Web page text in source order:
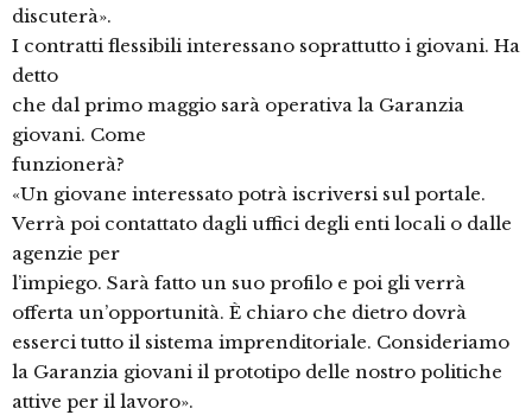
discuterà».
I contratti flessibili interessano soprattutto i giovani. Ha
detto
che dal primo maggio sarà operativa la Garanzia
giovani. Come
funzionerà?
«Un giovane interessato potrà iscriversi sul portale.
Verrà poi contattato dagli uffici degli enti locali o dalle
agenzie per
l’impiego. Sarà fatto un suo profilo e poi gli verrà
offerta un’opportunità. È chiaro che dietro dovrà
esserci tutto il sistema imprenditoriale. Consideriamo
la Garanzia giovani il prototipo delle nostro politiche
attive per il lavoro».